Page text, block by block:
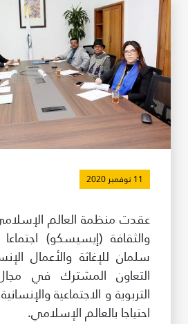
الأحداث
وسائل التواصل الاجتماعي
للتواصل
الاتصال بنا
المقر
شاركونا
شاركونا
انضم إلى عائلة الإيسيسكو
للموردين
الدعم والتبرع
11 نوفمبر 2020
عقدت منظمة العالم الإسلامي
والثقافة (إيسيسكو)
سلمان للإغاثة والأعمال
التعاون المشترك في
التربوية و الاجتماعية
احتياجا بالعالم الإسلامي.